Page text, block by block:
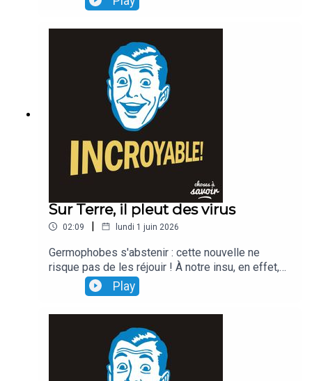
mesure de (sup)porter un poids qui peut
Sur Terre, il pleut des virus
02:09 | lundi 1 juin 2026
Germophobes s'abstenir : cette nouvelle ne
risque pas de les réjouir ! À notre insu, en effet,
chaque jour, ce seraient des millions de bactéries
et de virus qui nous tomberaient sur la tête...
Play